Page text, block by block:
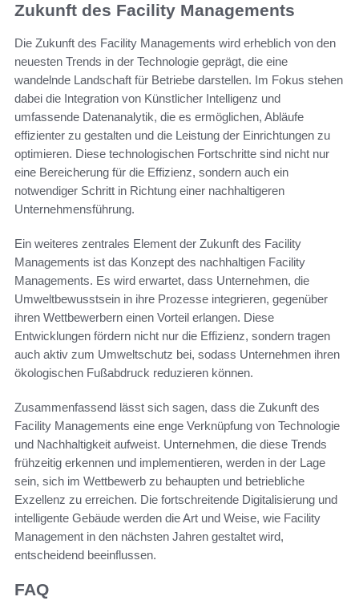
Zukunft des Facility Managements
Die Zukunft des Facility Managements wird erheblich von den
neuesten Trends in der Technologie geprägt, die eine
wandelnde Landschaft für Betriebe darstellen. Im Fokus stehen
dabei die Integration von Künstlicher Intelligenz und
umfassende Datenanalytik, die es ermöglichen, Abläufe
effizienter zu gestalten und die Leistung der Einrichtungen zu
optimieren. Diese technologischen Fortschritte sind nicht nur
eine Bereicherung für die Effizienz, sondern auch ein
notwendiger Schritt in Richtung einer nachhaltigeren
Unternehmensführung.
Ein weiteres zentrales Element der Zukunft des Facility
Managements ist das Konzept des nachhaltigen Facility
Managements. Es wird erwartet, dass Unternehmen, die
Umweltbewusstsein in ihre Prozesse integrieren, gegenüber
ihren Wettbewerbern einen Vorteil erlangen. Diese
Entwicklungen fördern nicht nur die Effizienz, sondern tragen
auch aktiv zum Umweltschutz bei, sodass Unternehmen ihren
ökologischen Fußabdruck reduzieren können.
Zusammenfassend lässt sich sagen, dass die Zukunft des
Facility Managements eine enge Verknüpfung von Technologie
und Nachhaltigkeit aufweist. Unternehmen, die diese Trends
frühzeitig erkennen und implementieren, werden in der Lage
sein, sich im Wettbewerb zu behaupten und betriebliche
Exzellenz zu erreichen. Die fortschreitende Digitalisierung und
intelligente Gebäude werden die Art und Weise, wie Facility
Management in den nächsten Jahren gestaltet wird,
entscheidend beeinflussen.
FAQ